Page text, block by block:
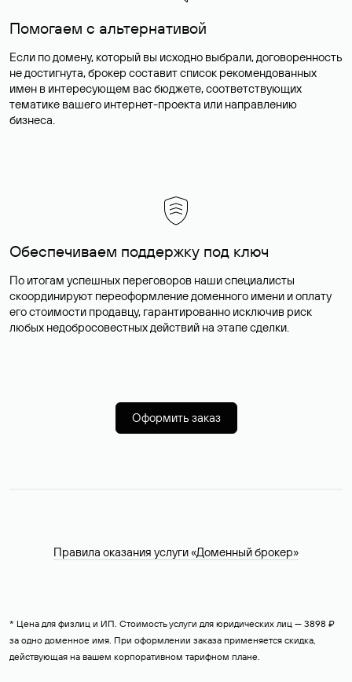
Помогаем с альтернативой
Если по домену, который вы исходно выбрали, договоренность
не достигнута, брокер составит список рекомендованных
имен в интересующем вас бюджете, соответствующих
тематике вашего интернет-проекта или направлению
бизнеса.
Обеспечиваем поддержку под ключ
По итогам успешных переговоров наши специалисты
скоординируют переоформление доменного имени и оплату
его стоимости продавцу, гарантированно исключив риск
любых недобросовестных действий на этапе сделки.
Оформить заказ
Правила оказания услуги «Доменный брокер»
* Цена для физлиц и ИП. Стоимость услуги для юридических лиц — 3898 ₽
за одно доменное имя. При оформлении заказа применяется скидка,
действующая на вашем корпоративном тарифном плане.